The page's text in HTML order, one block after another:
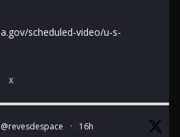
scheduled-video/u-s-
X
@revesdespace · 16h